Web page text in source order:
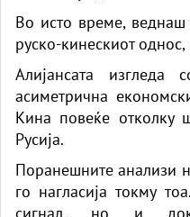
Во исто време,
руско-кинескиот
Алијансата
асиметрична
Кина повеќе
Русија.
Поранешните анализи
го нагласија токму
сигнал, но и